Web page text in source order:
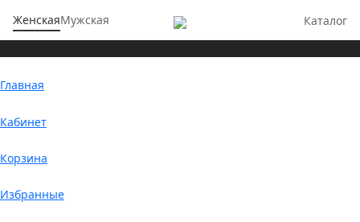
ЖенскаяМужская Каталог
Главная
Кабинет
Корзина
Избранные